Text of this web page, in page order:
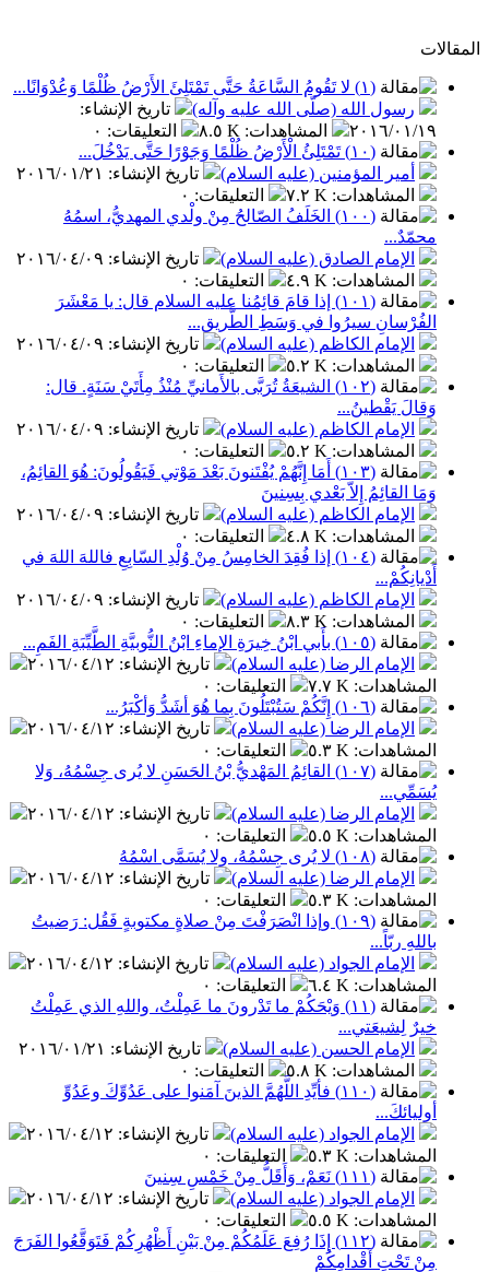
المقالات
(١) لا تَقُومُ السَّاعَةُ حَتَّى تَمْتَلِئَ الأَرْضُ ظُلْمًا وَعُدْوَانًا...
رسول الله (صلّى الله عليه وآله)
تاريخ الإنشاء:
٢٠١٦/٠١/١٩
المشاهدات: ٨.٥ K التعليقات: ٠
(١٠) تَمْتَلِئُ الْأَرْضُ ظُلْمًا وَجَوْرًا حَتَّى يَدْخُلَ...
أمير المؤمنين (عليه السلام)
تاريخ الإنشاء: ٢٠١٦/٠١/٢١
المشاهدات: ٧.٢ K التعليقات: ٠
(١٠٠) الخَلَفُ الصّالحُ مِنْ ولْدي المهديُّ، اسمُهُ
محمّدٌ...
الإمام الصادق (عليه السلام)
تاريخ الإنشاء: ٢٠١٦/٠٤/٠٩
المشاهدات: ٤.٩ K التعليقات: ٠
(١٠١) إذا قامَ قائِمُنا عليه السلام قال: يا مَعْشَرَ
الفُرْسانِ سيرُوا في وَسَطِ الطَّريقِ...
الإمام الكاظم (عليه السلام)
تاريخ الإنشاء: ٢٠١٦/٠٤/٠٩
المشاهدات: ٥.٢ K التعليقات: ٠
(١٠٢) الشيعَةُ تُرَبَّى بالأَمانيِّ مُنْذُ مِأَتَيْ سَنَةٍ. قال:
وَقالَ يَقْطينُ...
الإمام الكاظم (عليه السلام)
تاريخ الإنشاء: ٢٠١٦/٠٤/٠٩
المشاهدات: ٥.٢ K التعليقات: ٠
(١٠٣) أَمَا إِنَّهُمْ يُفْتَنونَ بَعْدَ مَوْتي فَيَقُولُونَ: هُوَ القائِمُ،
وَمَا القائِمُ إِلاّ بَعْدي بِسِنينَ
الإمام الكاظم (عليه السلام)
تاريخ الإنشاء: ٢٠١٦/٠٤/٠٩
المشاهدات: ٤.٨ K التعليقات: ٠
(١٠٤) إذا فُقِدَ الخامِسُ مِنْ وُلْدِ السّابِعِ فاللهَ اللهَ في
أَدْيانِكُمْ...
الإمام الكاظم (عليه السلام)
تاريخ الإنشاء: ٢٠١٦/٠٤/٠٩
المشاهدات: ٨.٣ K التعليقات: ٠
(١٠٥) بأَبي ابْنُ خِيرَةِ الإِماءِ ابْنُ النُّوبيَّةِ الطَّيِّبَةِ الفَمِ...
الإمام الرضا (عليه السلام)
تاريخ الإنشاء: ٢٠١٦/٠٤/١٢
المشاهدات: ٧.٧ K التعليقات: ٠
(١٠٦) إِنَّكُمْ سَتُبْتَلُونَ بِما هُوَ أشَدُّ وَأكْبَرُ...
الإمام الرضا (عليه السلام)
تاريخ الإنشاء: ٢٠١٦/٠٤/١٢
المشاهدات: ٥.٣ K التعليقات: ٠
(١٠٧) القائِمُ المَهْديُّ بْنُ الحَسَنِ لا يُرى جِسْمُهُ، وَلا
يُسَمِّي...
الإمام الرضا (عليه السلام)
تاريخ الإنشاء: ٢٠١٦/٠٤/١٢
المشاهدات: ٥.٥ K التعليقات: ٠
(١٠٨) لا يُرى جِسْمُهُ، ولا يُسَمَّى اسْمُهُ
الإمام الرضا (عليه السلام)
تاريخ الإنشاء: ٢٠١٦/٠٤/١٢
المشاهدات: ٥.٣ K التعليقات: ٠
(١٠٩) وإذا انْصَرَفْتَ مِنْ صلاةٍ مكتوبةٍ فَقُل: رَضيتُ
باللهِ ربّاً...
الإمام الجواد (عليه السلام)
تاريخ الإنشاء: ٢٠١٦/٠٤/١٢
المشاهدات: ٦.٤ K التعليقات: ٠
(١١) وَيْحَكُمْ ما تَدْرونَ ما عَمِلْتُ، واللهِ الذي عَمِلْتُ
خيرٌ لِشيعَتي...
الإمام الحسن (عليه السلام)
تاريخ الإنشاء: ٢٠١٦/٠١/٢١
المشاهدات: ٥.٨ K التعليقات: ٠
(١١٠) فأيِّدِ اللَّهُمَّ الذينَ آمَنوا على عَدُوِّكَ وعَدُوِّ
أوليائكَ...
الإمام الجواد (عليه السلام)
تاريخ الإنشاء: ٢٠١٦/٠٤/١٢
المشاهدات: ٥.٣ K التعليقات: ٠
(١١١) نَعَمْ، وَأَقَلُّ مِنْ خَمْسِ سِنينَ
الإمام الجواد (عليه السلام)
تاريخ الإنشاء: ٢٠١٦/٠٤/١٢
المشاهدات: ٥.٥ K التعليقات: ٠
(١١٢) إِذَا رُفِعَ عَلَمُكُمْ مِنْ بَيْنِ أَظْهُرِكُمْ فَتَوَقَّعُوا الفَرَجَ
مِنْ تَحْتِ أَقْدامِكُمْ